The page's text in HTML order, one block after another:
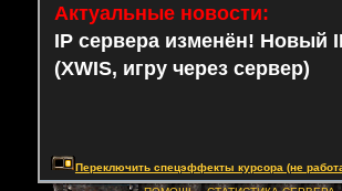
Актуальные новости:
IP сервера изменён! Новый
(XWIS, игру через сервер)
Переключить спецэффекты курсора (не